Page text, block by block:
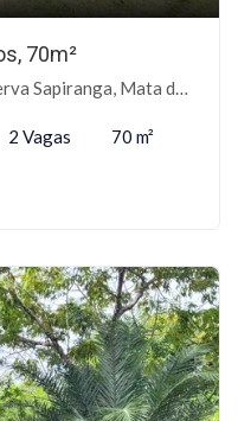
70m²
Mata de São João-BA
2 Vagas 70 m²